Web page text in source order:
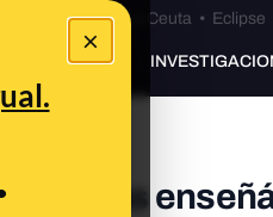
×
Ceuta•Bulos Ceuta • Eclipse
PREBUNKING